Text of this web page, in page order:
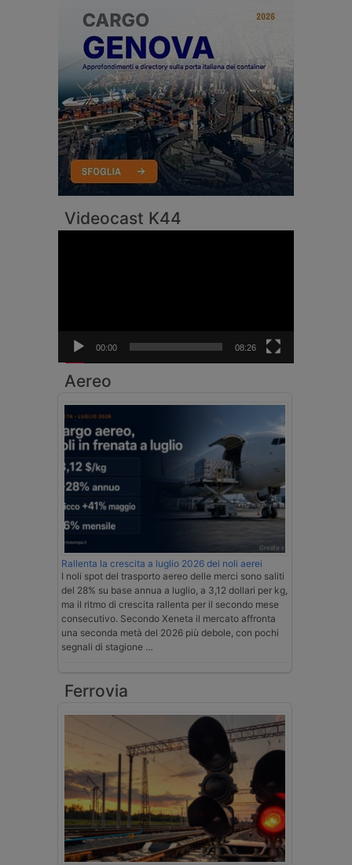
Videocast K44
00:00 08:26
Aereo
Rallenta la crescita a luglio 2026 dei noli aerei
I noli spot del trasporto aereo delle merci sono saliti
del 28% su base annua a luglio, a 3,12 dollari per kg,
ma il ritmo di crescita rallenta per il secondo mese
consecutivo. Secondo Xeneta il mercato affronta
una seconda metà del 2026 più debole, con pochi
segnali di stagione …
Ferrovia